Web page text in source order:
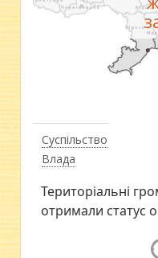
Суспільство
Влада
​Територіальні
отримали статус